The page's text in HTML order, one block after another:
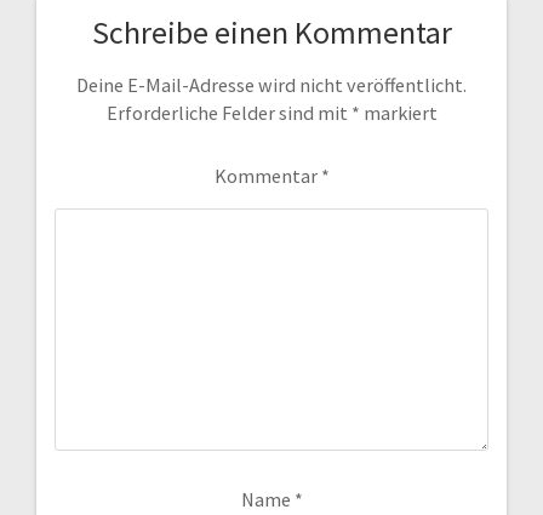
Schreibe einen Kommentar
Deine E-Mail-Adresse wird nicht veröffentlicht.
Erforderliche Felder sind mit * markiert
Kommentar *
Name *